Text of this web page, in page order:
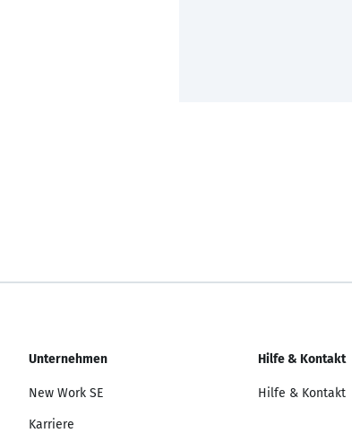
Unternehmen
New Work SE
Karriere
Hilfe & Kontakt
Hilfe & Kontakt